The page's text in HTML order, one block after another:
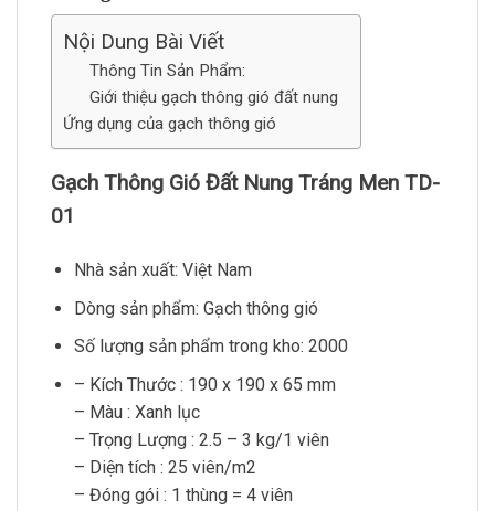
Nội Dung Bài Viết
Thông Tin Sản Phẩm:
Giới thiệu gạch thông gió đất nung
Ứng dụng của gạch thông gió
Gạch Thông Gió Đất Nung Tráng Men TD-
01
Nhà sản xuất: Việt Nam
Dòng sản phẩm: Gạch thông gió
Số lượng sản phẩm trong kho: 2000
– Kích Thước : 190 x 190 x 65 mm
– Màu : Xanh lục
– Trọng Lượng : 2.5 – 3 kg/1 viên
– Diện tích : 25 viên/m2
– Đóng gói : 1 thùng = 4 viên